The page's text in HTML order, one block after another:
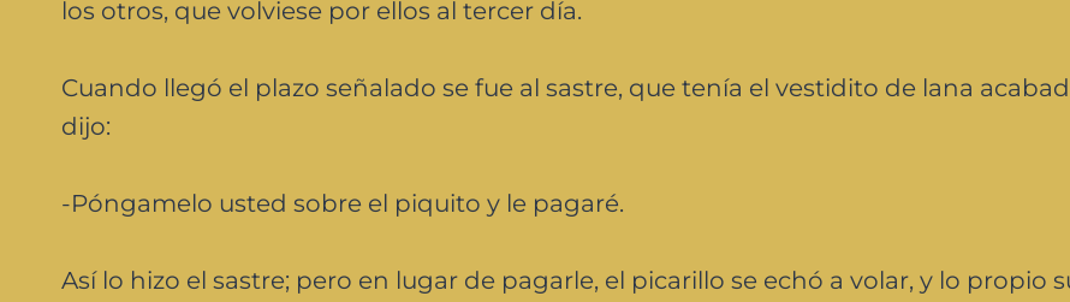
los otros, que volviese por ellos al tercer día.
Cuando llegó el plazo señalado se fue al sastre, que tenía el vestidito de lana
dijo:
-Póngamelo usted sobre el piquito y le pagaré.
Así lo hizo el sastre; pero en lugar de pagarle, el picarillo se echó a volar, y lo propio